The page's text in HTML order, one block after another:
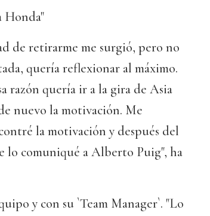
Honda"
de retirarme me surgió, pero no
quería reflexionar al máximo.
razón quería ir a la gira de Asia
nuevo la motivación. Me
la motivación y después del
lo comuniqué a Alberto Puig", ha
y con su `Team Manager`. "Lo